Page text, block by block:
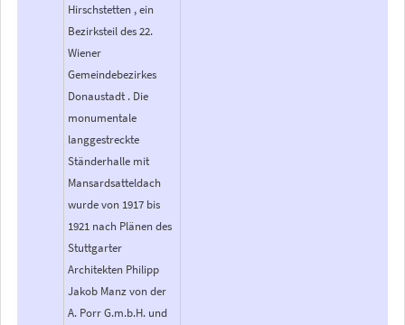
Hirschstetten , ein
Bezirksteil des 22.
Wiener
Gemeindebezirkes
Donaustadt . Die
monumentale
langgestreckte
Ständerhalle mit
Mansardsatteldach
wurde von 1917 bis
1921 nach Plänen des
Stuttgarter
Architekten Philipp
Jakob Manz von der
A. Porr G.m.b.H. und